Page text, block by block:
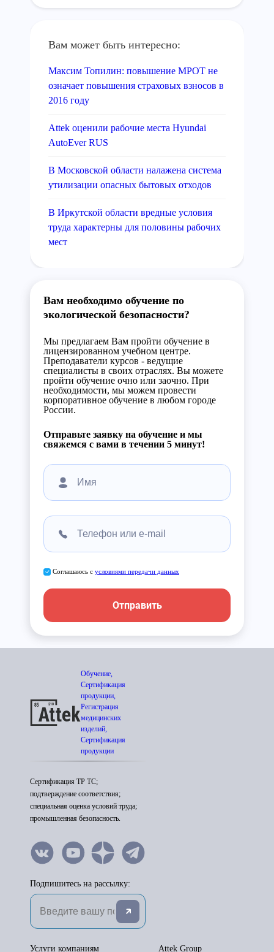
Вам может быть интересно:
Максим Топилин: повышение МРОТ не
означает повышения страховых взносов в
2016 году
Attek оценили рабочие места Hyundai
AutoEver RUS
В Московской области налажена система
утилизации опасных бытовых отходов
В Иркутской области вредные условия
труда характерны для половины рабочих
мест
Вам необходимо обучение по
экологической безопасности?
Мы предлагаем Вам пройти обучение в
лицензированном учебном центре.
Преподаватели курсов - ведущие
специалисты в своих отраслях. Вы можете
пройти обучение очно или заочно. При
необходимости, мы можем провести
корпоративное обучение в любом городе
России.
Отправьте заявку на обучение и мы
свяжемся с вами в течении 5 минут!
Соглашаюсь с условиями передачи данных
Отправить
Обучение,
Сертификация
продукции,
Регистрация
медицинских
изделий,
Сертификация
продукции
Сертификация ТР ТС;
подтверждение соответствия;
специальная оценка условий труда;
промышленная безопасность.
Подпишитесь на рассылку:
Attek Group
Услуги компаниям